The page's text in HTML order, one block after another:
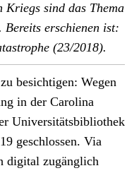
Kriegs sind das The­ma
erschienen ist:
(23/2018).
besichti­gen: Wegen
in der Car­oli­na
Uni­ver­sitäts­bib­lio­thek
geschlossen. Via
dig­i­tal zugänglich